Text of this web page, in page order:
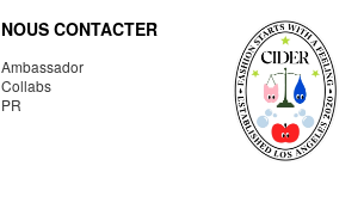
NOUS CONTACTER
Ambassador
Collabs
PR